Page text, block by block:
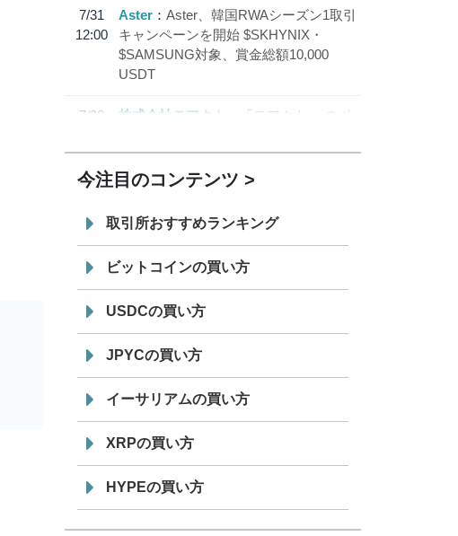
7/31
12:00
Aster
Aster、韓国RWAシーズン1取引
キャンペーンを開始 $SKHYNIX・
$SAMSUNG対象、賞金総額10,000
USDT
7/30
株式会社モアクト
「モアクト」 のポ
「 JPYC」を追加
19:30
てステーブルコイン「JPYSC」徹底解
説セミナーを開催
今注目のコンテンツ
取引所おすすめランキング
ビットコインの買い方
USDCの買い方
JPYCの買い方
イーサリアムの買い方
XRPの買い方
HYPEの買い方